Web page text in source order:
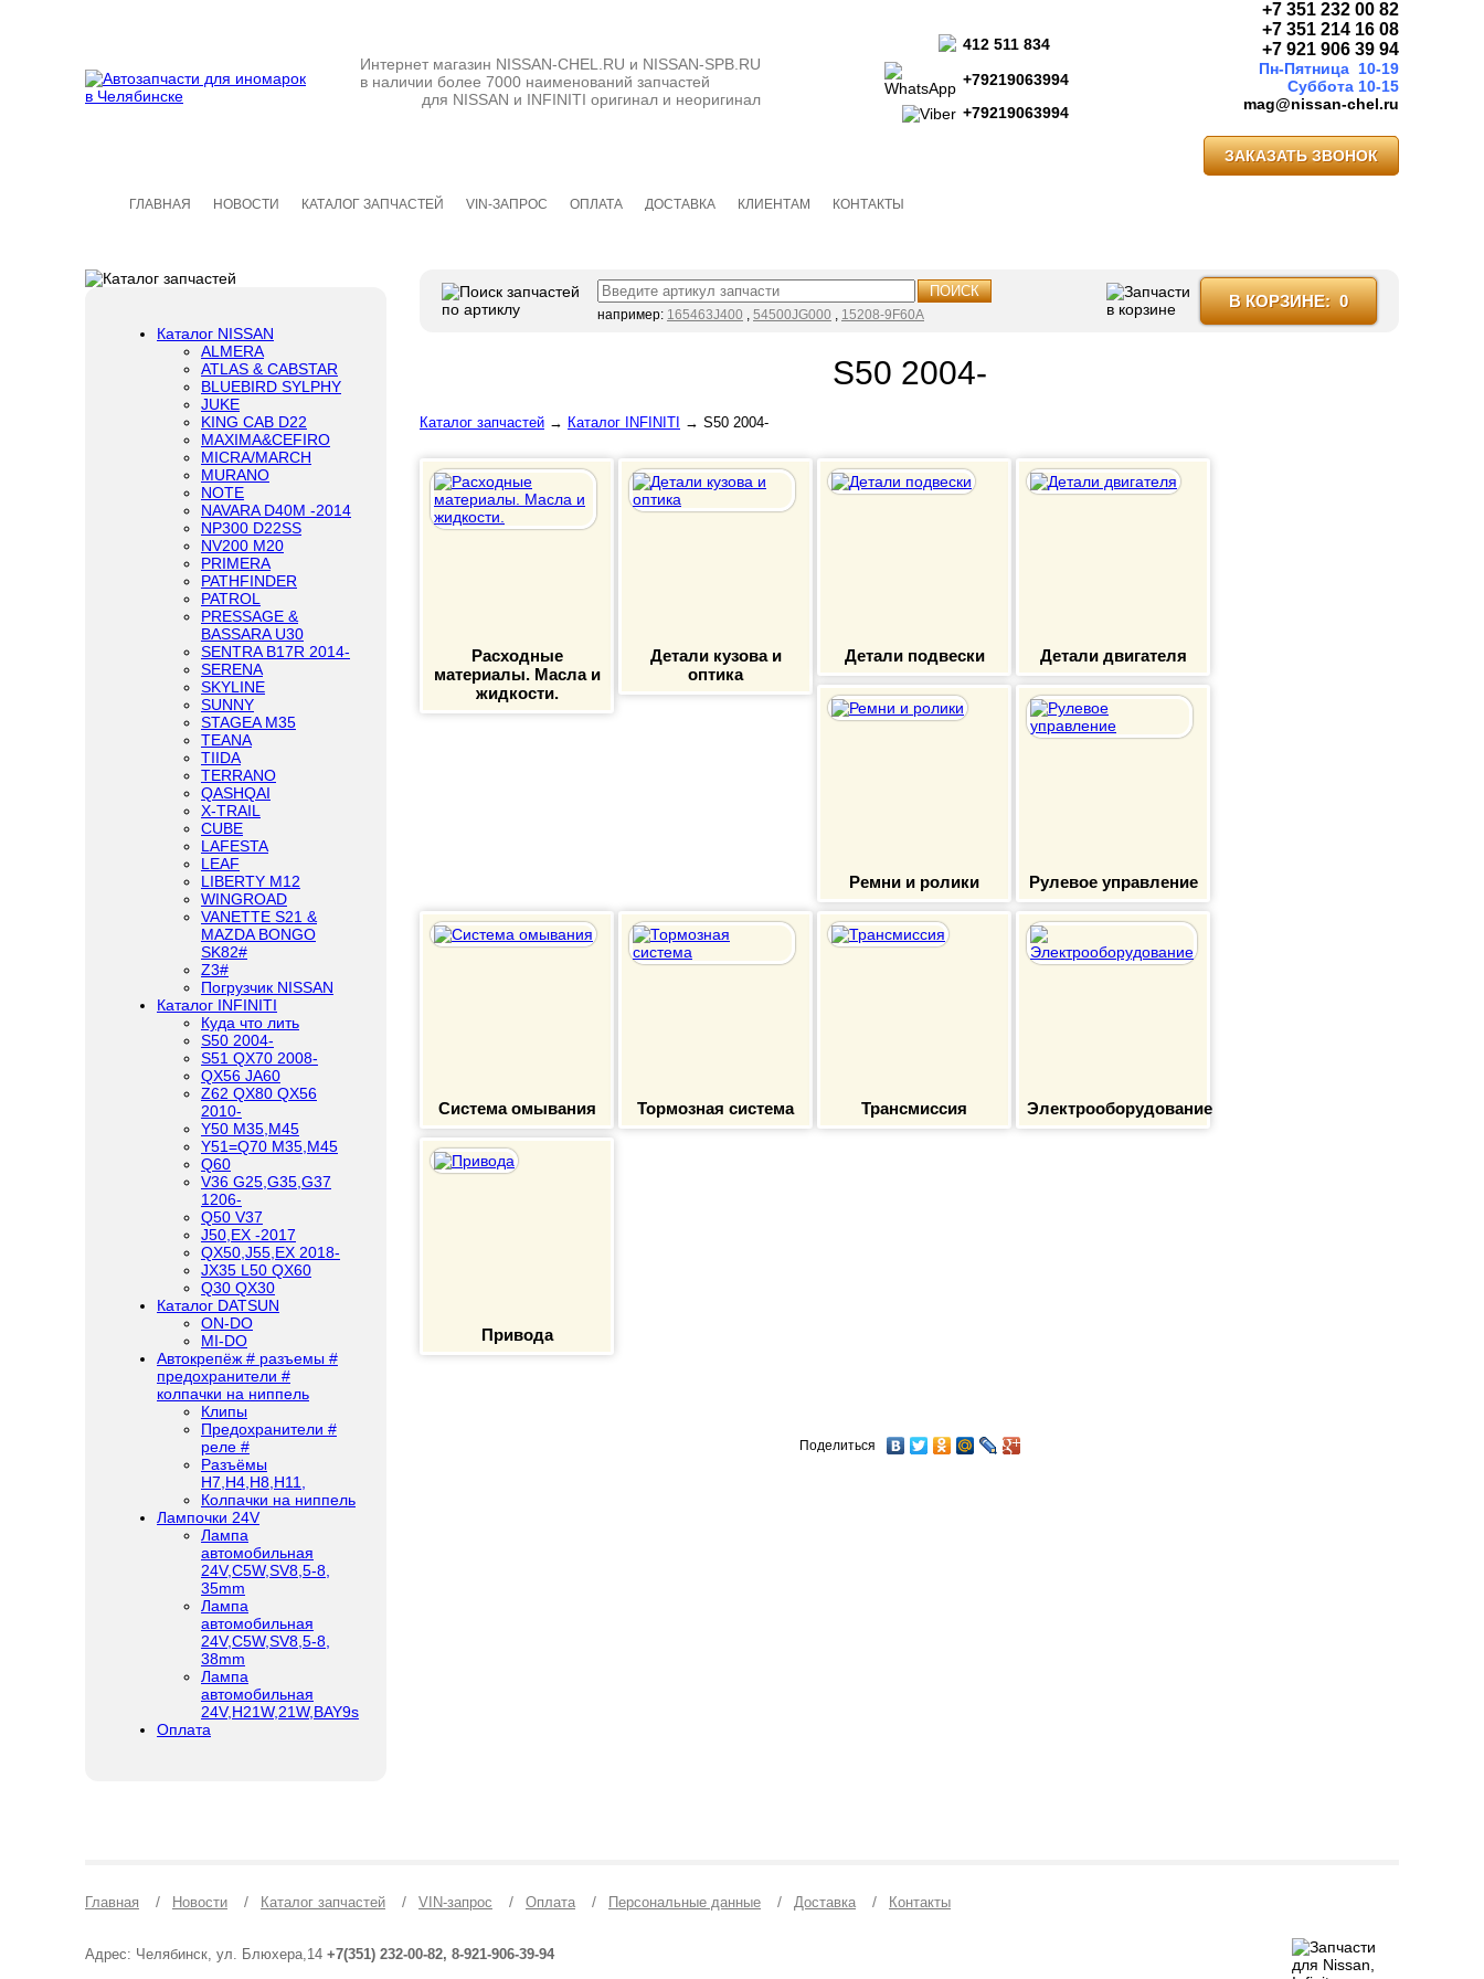
Интернет магазин NISSAN-CHEL.RU и NISSAN-SPB.RU
в наличии более 7000 наименований запчастей
для NISSAN и INFINITI оригинал и неоригинал
412 511 834
+79219063994
+79219063994
+7 351 232 00 82
+7 351 214 16 08
+7 921 906 39 94
Пн-Пятница 10-19
Суббота 10-15
mag@nissan-chel.ru
ЗАКАЗАТЬ ЗВОНОК
ГЛАВНАЯ НОВОСТИ КАТАЛОГ ЗАПЧАСТЕЙ VIN-ЗАПРОС ОПЛАТА ДОСТАВКА КЛИЕНТАМ КОНТАКТЫ
Каталог NISSAN
ALMERA
ATLAS & CABSTAR
BLUEBIRD SYLPHY
JUKE
KING CAB D22
MAXIMA&CEFIRO
MICRA/MARCH
MURANO
NOTE
NAVARA D40M -2014
NP300 D22SS
NV200 M20
PRIMERA
PATHFINDER
PATROL
PRESSAGE &
BASSARA U30
SENTRA B17R 2014-
SERENA
SKYLINE
SUNNY
STAGEA M35
TEANA
TIIDA
TERRANO
QASHQAI
X-TRAIL
CUBE
LAFESTA
LEAF
LIBERTY M12
WINGROAD
VANETTE S21 &
MAZDA BONGO
SK82#
Z3#
Погрузчик NISSAN
Каталог INFINITI
Куда что лить
S50 2004-
S51 QX70 2008-
QX56 JA60
Z62 QX80 QX56
2010-
Y50 M35,M45
Y51=Q70 M35,M45
Q60
V36 G25,G35,G37
1206-
Q50 V37
J50,EX -2017
QX50,J55,EX 2018-
JX35 L50 QX60
Q30 QX30
Каталог DATSUN
ON-DO
MI-DO
Автокрепёж # разъемы #
предохранители #
колпачки на ниппель
Клипы
Предохранители #
реле #
Разъёмы
H7,H4,H8,H11,
Колпачки на ниппель
Лампочки 24V
Лампа
автомобильная
24V,C5W,SV8,5-8,
35mm
Лампа
автомобильная
24V,C5W,SV8,5-8,
38mm
Лампа
автомобильная
24V,H21W,21W,BAY9s
Оплата
ПОИСК
В КОРЗИНЕ:0
например: 165463J400 , 54500JG000 , 15208-9F60A
S50 2004-
Каталог запчастей → Каталог INFINITI → S50 2004-
Расходные
материалы. Масла и
жидкости.
Детали кузова и
оптика
Детали подвески Детали двигателя
Ремни и ролики Рулевое управление
Система омывания Тормозная система Трансмиссия Электрооборудование
Привода
Поделиться
Главная / Новости / Каталог запчастей / VIN-запрос / Оплата / Персональные данные / Доставка / Контакты
Адрес: Челябинск, ул. Блюхера,14 +7(351) 232-00-82, 8-921-906-39-94